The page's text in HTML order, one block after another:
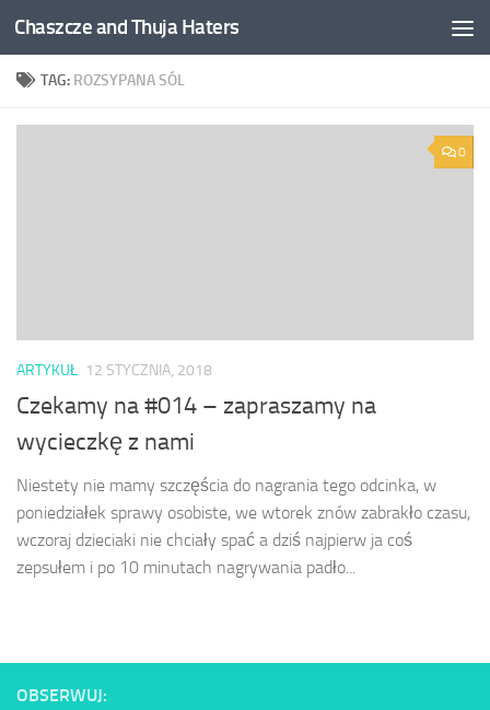
Skip to content
Chaszcze and Thuja Haters
TAG: ROZSYPANA SÓL
0
ARTYKUŁ 12 STYCZNIA, 2018
Czekamy na #014 – zapraszamy na
wycieczkę z nami
Niestety nie mamy szczęścia do nagrania tego odcinka, w
poniedziałek sprawy osobiste, we wtorek znów zabrakło czasu,
wczoraj dzieciaki nie chciały spać a dziś najpierw ja coś
zepsułem i po 10 minutach nagrywania padło...
OBSERWUJ: